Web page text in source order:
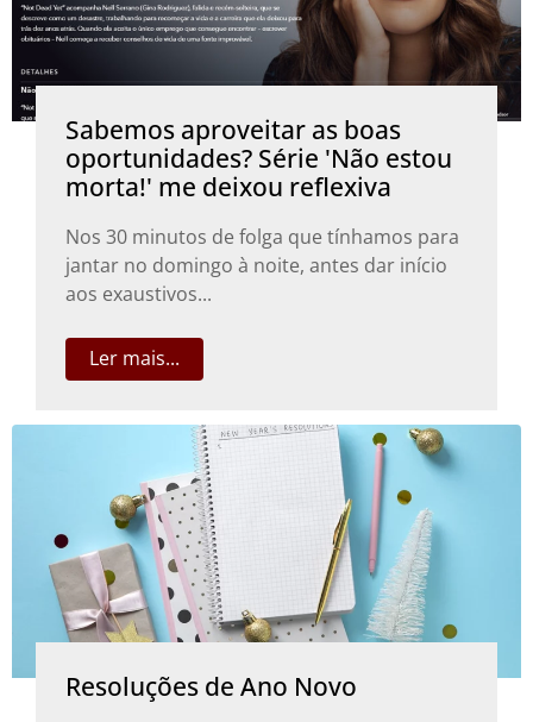
Sabemos aproveitar as boas
oportunidades? Série 'Não estou
morta!' me deixou reflexiva
Nos 30 minutos de folga que tínhamos para
jantar no domingo à noite, antes dar início
aos exaustivos...
Ler mais...
Resoluções de Ano Novo